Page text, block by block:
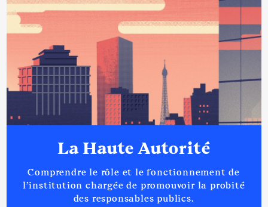
La Haute Autorité
Comprendre le rôle et le fonctionnement de
l’institution chargée de promouvoir la probité
des responsables publics.